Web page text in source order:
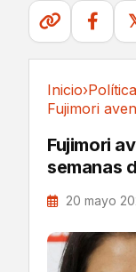
Inicio›Política
Fujimori
semanas
20 mayo